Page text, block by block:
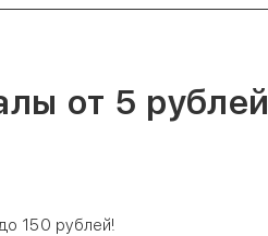
от 5
150 рублей!